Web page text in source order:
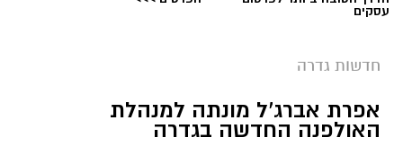
יש לכם מידע חשוב שטרם נחשף? צילומים מאירוע
אותנו
צילומים: משרד הבריאות
עסקים
חדשות גדרה
אפרת אברג’ל מונתה למנהלת
האולפנה החדשה בגדרה